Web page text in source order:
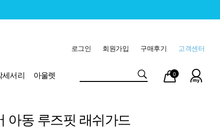
고객센터
구매후기
회원가입
로그인
세서리
아울렛
마이
페이
장바
구니
0
아동 루즈핏 래쉬가드